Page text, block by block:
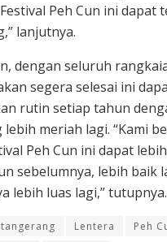
Peh Cun ini dapat
lanjutnya.
dengan seluruh
segera selesai ini
rutin setiap tahun
lebih meriah lagi. “Kami
Peh Cun ini dapat
sebelumnya, lebih baik
lebih luas lagi,” tutupnya.
Lentera Peh